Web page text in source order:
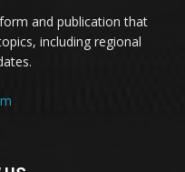
and publication that
including regional